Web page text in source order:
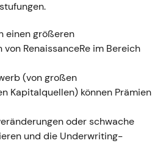
und RenRe-Aktien;
und
Property-Cat-
von einer
einen größeren
RenaissanceRe im Bereich
(von großen
Kapitalquellen) können Prämien
oder schwache
und die Underwriting-